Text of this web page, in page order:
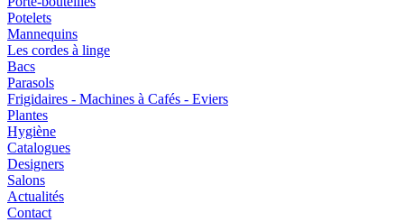
Potelets
Mannequins
Les cordes à linge
Bacs
Parasols
Frigidaires - Machines à Cafés - Eviers
Plantes
Hygiène
Catalogues
Designers
Salons
Actualités
Contact